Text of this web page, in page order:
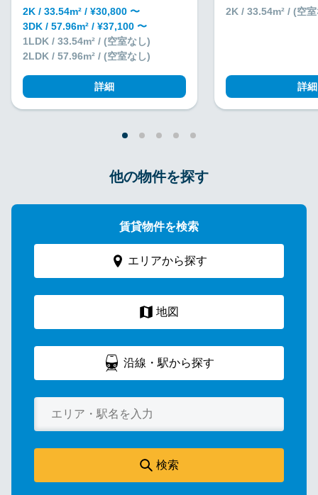
2K / 33.54m² / ¥30,800 〜
3DK / 57.96m² / ¥37,100 〜
1LDK / 33.54m² / (空室なし)
2LDK / 57.96m² / (空室なし)
詳細
2K / 33.54m² / (空
詳細
他の物件を探す
賃貸物件を検索
エリアから探す
地図
沿線・駅から探す
検索